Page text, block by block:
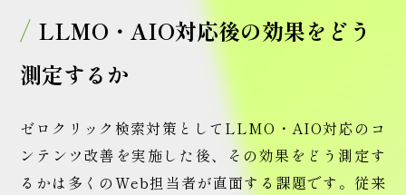
LLMO・AIO対応後の効果をどう
測定するか
ゼロクリック検索対策としてLLMO・AIO対応のコ
ンテンツ改善を実施した後、その効果をどう測定す
るかは多くのWeb担当者が直面する課題です。従来